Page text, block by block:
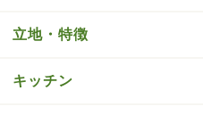
立地・特徴
キッチン